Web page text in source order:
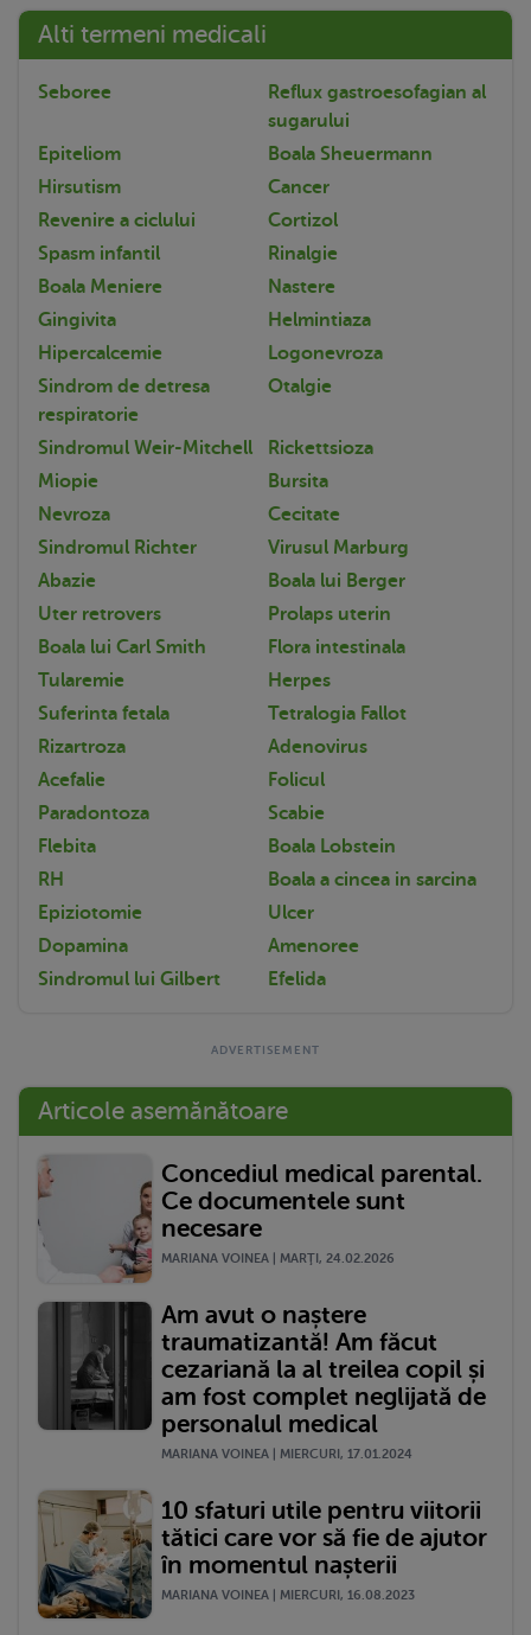
Alti termeni medicali
Seboree
Reflux gastroesofagian al
sugarului
Epiteliom
Boala Sheuermann
Hirsutism
Cancer
Revenire a ciclului
Cortizol
Spasm infantil
Rinalgie
Boala Meniere
Nastere
Gingivita
Helmintiaza
Hipercalcemie
Logonevroza
Sindrom de detresa
respiratorie
Otalgie
Sindromul Weir-Mitchell
Rickettsioza
Miopie
Bursita
Nevroza
Cecitate
Sindromul Richter
Virusul Marburg
Abazie
Boala lui Berger
Uter retrovers
Prolaps uterin
Boala lui Carl Smith
Flora intestinala
Tularemie
Herpes
Suferinta fetala
Tetralogia Fallot
Rizartroza
Adenovirus
Acefalie
Folicul
Paradontoza
Scabie
Flebita
Boala Lobstein
RH
Boala a cincea in sarcina
Epiziotomie
Ulcer
Dopamina
Amenoree
Sindromul lui Gilbert
Efelida
Articole asemănătoare
Concediul medical parental.
Ce documentele sunt
necesare
MARIANA VOINEA | MARŢI, 24.02.2026
Am avut o naștere
traumatizantă! Am făcut
cezariană la al treilea copil și
am fost complet neglijată de
personalul medical
MARIANA VOINEA | MIERCURI, 17.01.2024
10 sfaturi utile pentru viitorii
tătici care vor să fie de ajutor
în momentul nașterii
MARIANA VOINEA | MIERCURI, 16.08.2023